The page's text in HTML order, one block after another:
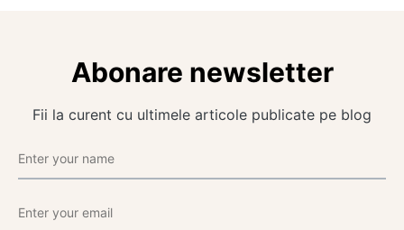
Abonare newsletter
Fii la curent cu ultimele articole publicate pe blog